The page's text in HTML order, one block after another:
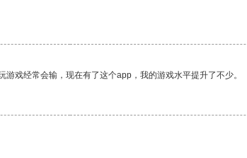
戏经常会输，现在有了这个app，我的游戏水平提升了不少。